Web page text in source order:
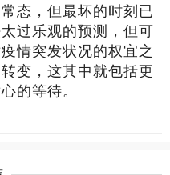
态，但最坏的时刻已
过乐观的预测，但可
情突发状况的权宜之
变，这其中就包括更
的等待。